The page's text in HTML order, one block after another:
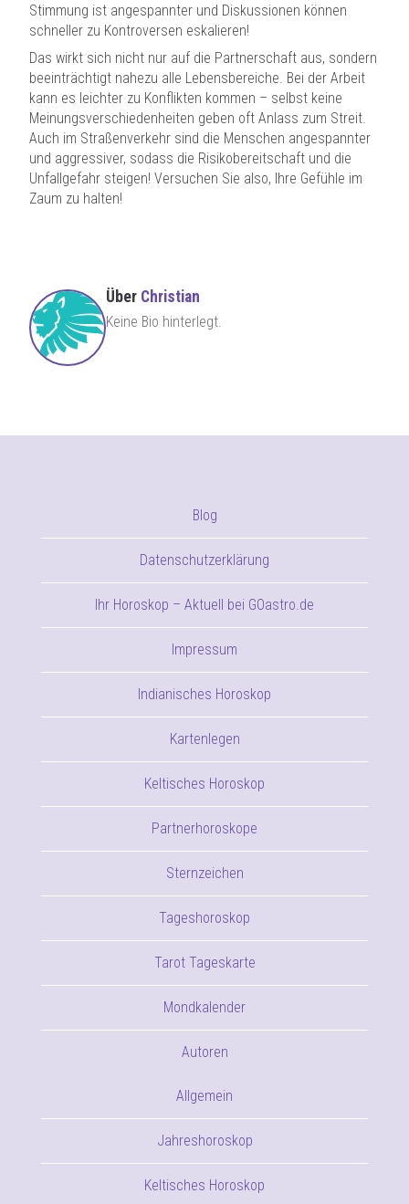
Stimmung ist angespannter und Diskussionen können
schneller zu Kontroversen eskalieren!
Das wirkt sich nicht nur auf die Partnerschaft aus, sondern
beeinträchtigt nahezu alle Lebensbereiche. Bei der Arbeit
kann es leichter zu Konflikten kommen – selbst keine
Meinungsverschiedenheiten geben oft Anlass zum Streit.
Auch im Straßenverkehr sind die Menschen angespannter
und aggressiver, sodass die Risikobereitschaft und die
Unfallgefahr steigen! Versuchen Sie also, Ihre Gefühle im
Zaum zu halten!
Über Christian
Keine Bio hinterlegt.
Blog
Datenschutzerklärung
Ihr Horoskop – Aktuell bei GOastro.de
Impressum
Indianisches Horoskop
Kartenlegen
Keltisches Horoskop
Partnerhoroskope
Sternzeichen
Tageshoroskop
Tarot Tageskarte
Mondkalender
Autoren
Allgemein
Jahreshoroskop
Keltisches Horoskop